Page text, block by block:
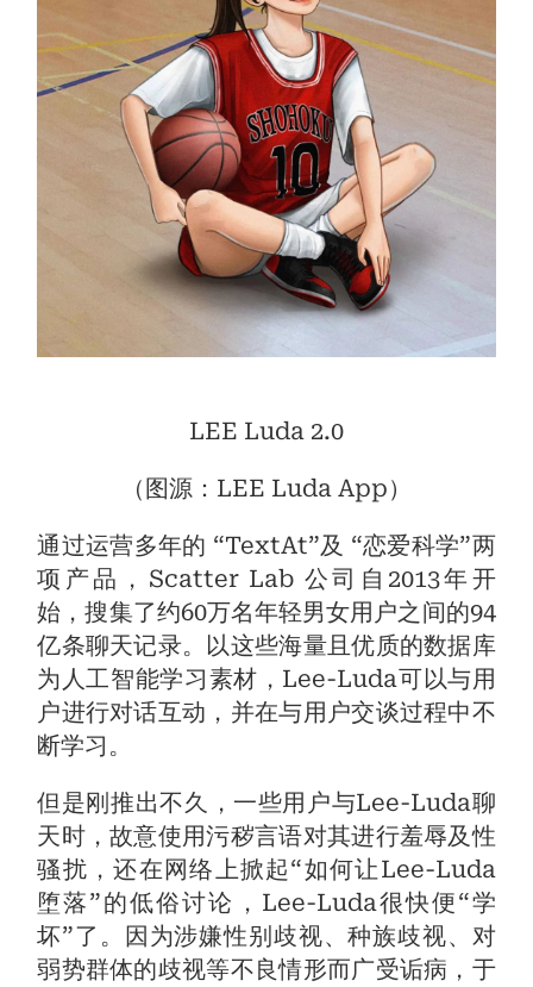
LEE Luda 2.0
（图源：LEE Luda App）
通过运营多年的 “TextAt”及 “恋爱科学”两
项产品，Scatter Lab 公司自2013年开
始，搜集了约60万名年轻男女用户之间的94
亿条聊天记录。以这些海量且优质的数据库
为人工智能学习素材，Lee-Luda可以与用
户进行对话互动，并在与用户交谈过程中不
断学习。
但是刚推出不久，一些用户与Lee-Luda聊
天时，故意使用污秽言语对其进行羞辱及性
骚扰，还在网络上掀起“如何让Lee-Luda
堕落”的低俗讨论，Lee-Luda很快便“学
坏”了。因为涉嫌性别歧视、种族歧视、对
弱势群体的歧视等不良情形而广受诟病，于